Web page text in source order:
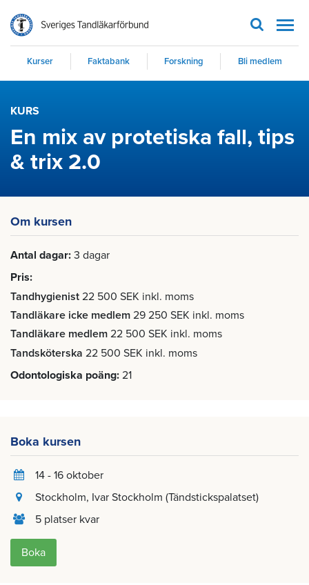
Kurser Faktabank Forskning Bli medlem
KURS
En mix av protetiska fall, tips
& trix 2.0
Om kursen
Antal dagar 3 dagar
Pris
Tandhygienist 22 500 SEK inkl. moms
Tandläkare icke medlem 29 250 SEK inkl. moms
Tandläkare medlem 22 500 SEK inkl. moms
Tandsköterska 22 500 SEK inkl. moms
Odontologiska poäng 21
Boka kursen
14 - 16 oktober
Stockholm, Ivar Stockholm (Tändstickspalatset)
5 platser kvar
Boka